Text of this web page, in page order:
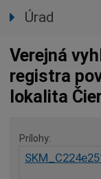
Úrad
Úradné hodiny
Úradné sekcie
Oznamy mesta
Povinné
Rozpočet mesta
Verejná
registra
lokalita
Prílohy